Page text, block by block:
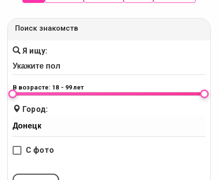
Поиск знакомств
Я ищу:
В возрасте: 18 - 99 лет
Город:
С фото